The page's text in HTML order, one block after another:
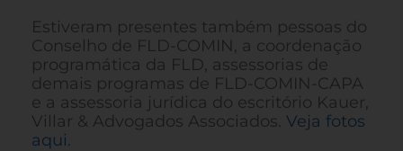
Estiveram presentes também pessoas do
Conselho de FLD-COMIN, a coordenação
programática da FLD, assessorias de
demais programas de FLD-COMIN-CAPA
e a assessoria jurídica do escritório Kauer,
Villar & Advogados Associados. Veja fotos
aqui.